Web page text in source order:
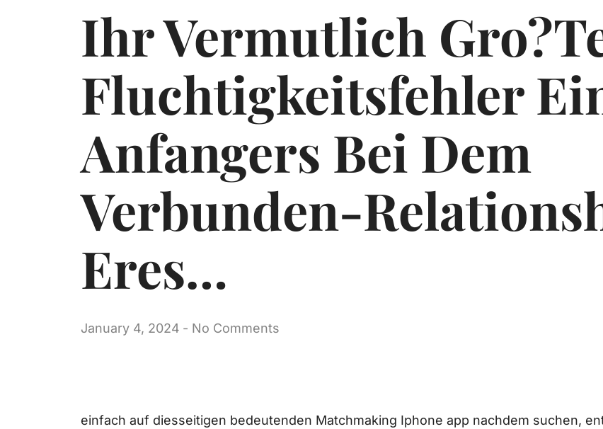
Ihr Vermutlich
Fluchtigkeitsfehler
Anfangers Bei Dem
Verbunden-
Eres…
January 4, 2024 - No Comments
einfach auf diesseitigen bedeutenden Matchmaking Iphone app nachdem suchen,